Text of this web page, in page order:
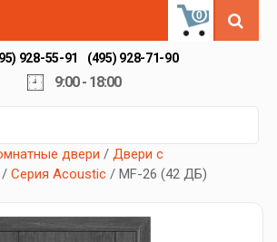
0
928-55-91 (495) 928-71-90
9:00 - 18:00
двери / Двери с
/ Серия Acoustic / MF-26 (42 ДБ)